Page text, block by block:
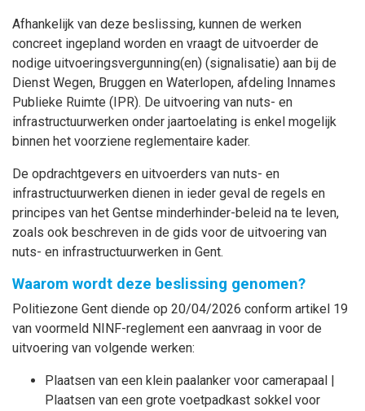
Afhankelijk van deze beslissing, kunnen de werken
concreet ingepland worden en vraagt de uitvoerder de
nodige uitvoeringsvergunning(en) (signalisatie) aan bij de
Dienst Wegen, Bruggen en Waterlopen, afdeling Innames
Publieke Ruimte (IPR). De uitvoering van nuts- en
infrastructuurwerken onder jaartoelating is enkel mogelijk
binnen het voorziene reglementaire kader.
De opdrachtgevers en uitvoerders van nuts- en
infrastructuurwerken dienen in ieder geval de regels en
principes van het Gentse minderhinder-beleid na te leven,
zoals ook beschreven in de gids voor de uitvoering van
nuts- en infrastructuurwerken in Gent.
Waarom wordt deze beslissing genomen?
Politiezone Gent diende op 20/04/2026 conform artikel 19
van voormeld NINF-reglement een aanvraag in voor de
uitvoering van volgende werken:
Plaatsen van een klein paalanker voor camerapaal |
Plaatsen van een grote voetpadkast sokkel voor